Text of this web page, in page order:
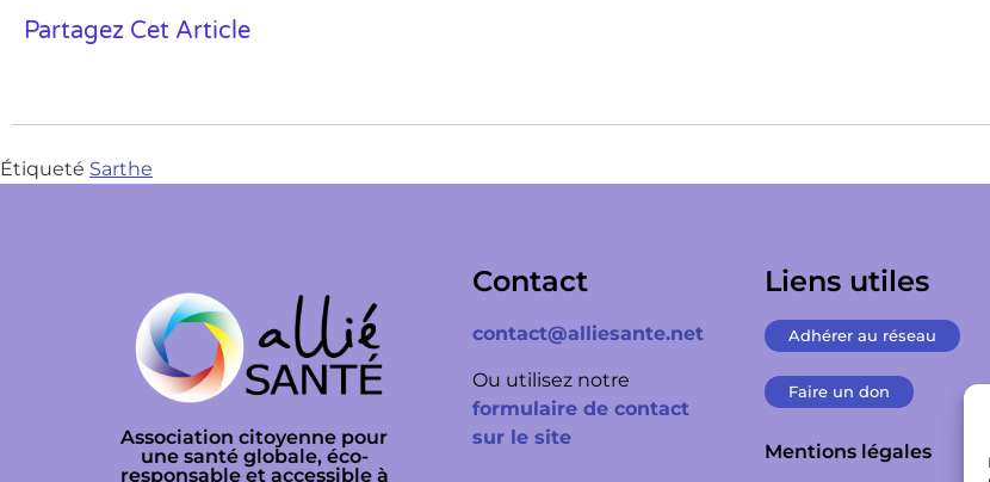
Partagez Cet Article
Étiqueté Sarthe
Association citoyenne pour
une santé globale, éco-
responsable et accessible à
Contact
contact@alliesante.net
Ou utilisez notre
formulaire de contact
sur le site
Liens utiles
Adhérer au réseau
Faire un don
Mentions légales